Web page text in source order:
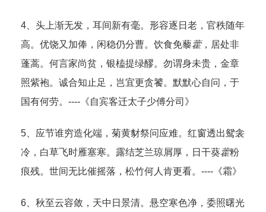
4、头上渐无发，耳间新有毫。形容逐日老，官秩随年
高。优饶又加俸，闲稳仍分曹。饮食免藜藿，居处非
蓬蒿。何言家尚贫，银榼提绿醪。勿谓身未贵，金章
照紫袍。诚合知止足，岂宜更贪饕。默默心自问，于
国有何劳。----《自宾客迁太子少傅分司》
5、应节谁穷造化端，菊黄豺祭问应难。红窗透出鸳衾
冷，白草飞时雁塞寒。露结芝兰琼屑厚，日干葵藿粉
痕残。世间无比催摇落，松竹何人肯更看。----《霜》
6、秋至云容敛，天中日景清。悬空寒色净，委照曙光